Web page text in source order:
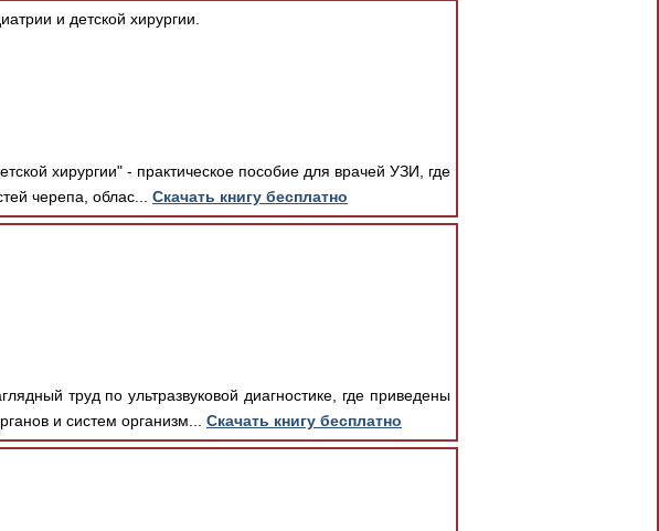
и детской хирургии.
хирургии" - практическое пособие для врачей УЗИ, где
черепа, облас... Скачать книгу бесплатно
труд по ультразвуковой диагностике, где приведены
и систем организм... Скачать книгу бесплатно